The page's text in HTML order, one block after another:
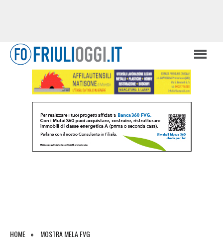
HOME MOSTRA MELA FVG